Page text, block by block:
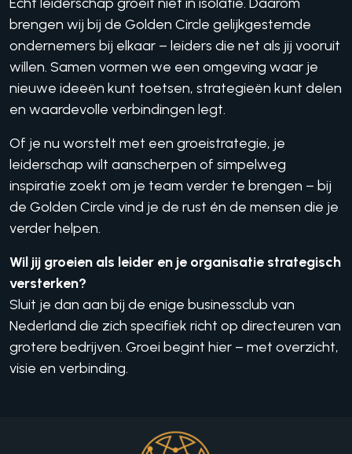
brengen wij bij de Golden Circle gelijkgestemde
ondernemers bij elkaar – leiders die net als jij vooruit
willen. Samen vormen we een omgeving waar je
nieuwe ideeën kunt toetsen, strategieën kunt delen
en waardevolle verbindingen legt.
Of je nu worstelt met een groeistrategie, je
leiderschap wilt aanscherpen of simpelweg
inspiratie zoekt om je team verder te brengen – bij
de Golden Circle vind je de rust én de mensen die je
verder helpen.
Wil jij groeien als leider en je organisatie strategisch
versterken?
Sluit je dan aan bij de enige businessclub van
Nederland die zich specifiek richt op directeuren van
grotere bedrijven. Groei begint hier – met overzicht,
visie en verbinding.